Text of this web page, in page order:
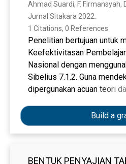
AZ-ZAHRAH
Ahmad Suardi, F. Firmansyah,
Jurnal Sitakara 2022.
1 Citations, 0 References
Penelitian bertujuan untuk
Keefektivitasan
Nasional dengan
Sibelius 7.1.2. Guna
dipergunakan acuan teori
Kualitatif, dan R&D. Media
adalah Aplikasi Multimedia
fungsikan di dalam kelas
Build a
BENTUK PENYAJIAN